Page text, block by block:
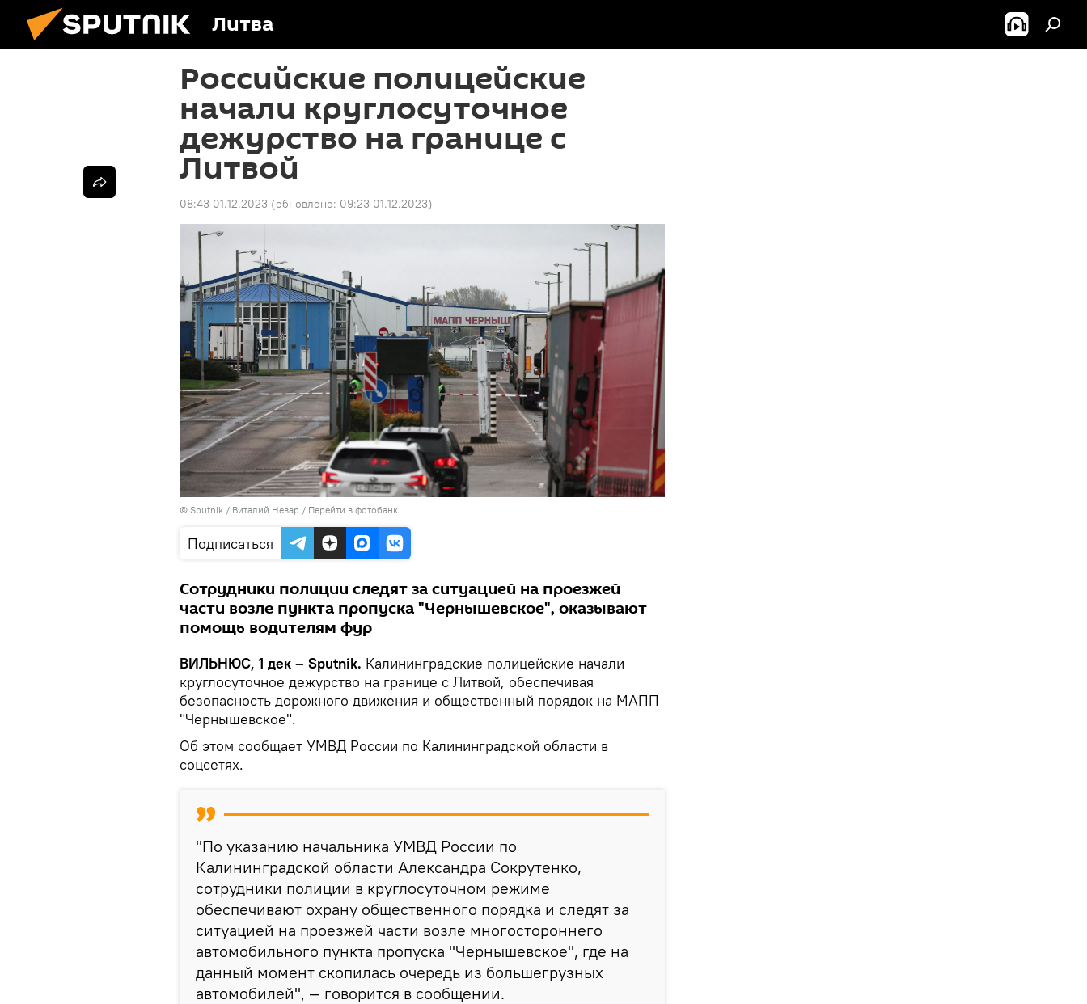
Литва
Российские полицейские
начали круглосуточное
дежурство на границе с
Литвой
08:43 01.12.2023 (обновлено: 09:23 01.12.2023)
© Sputnik / Виталий Невар / Перейти в фотобанк
Подписаться
Сотрудники полиции следят за ситуацией на проезжей
части возле пункта пропуска "Чернышевское", оказывают
помощь водителям фур
ВИЛЬНЮС, 1 дек – Sputnik. Калининградские полицейские начали
круглосуточное дежурство на границе с Литвой, обеспечивая
безопасность дорожного движения и общественный порядок на МАПП
"Чернышевское".
Об этом сообщает УМВД России по Калининградской области в
соцсетях.
"По указанию начальника УМВД России по
Калининградской области Александра Сокрутенко,
сотрудники полиции в круглосуточном режиме
обеспечивают охрану общественного порядка и следят за
ситуацией на проезжей части возле многостороннего
автомобильного пункта пропуска "Чернышевское", где на
данный момент скопилась очередь из большегрузных
автомобилей", — говорится в сообщении.